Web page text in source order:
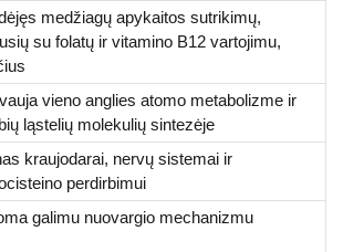
medžiagų apykaitos sutrikimų,
su folatų ir vitamino B12 vartojimu,
vieno anglies atomo metabolizme ir
ląstelių molekulių sintezėje
kraujodarai, nervų sistemai ir
perdirbimui
galimu nuovargio mechanizmu